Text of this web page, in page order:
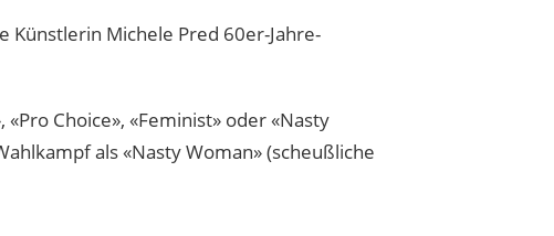
Michele Pred 60er-Jahre-
Choice», «Feminist» oder «Nasty
als «Nasty Woman» (scheußliche